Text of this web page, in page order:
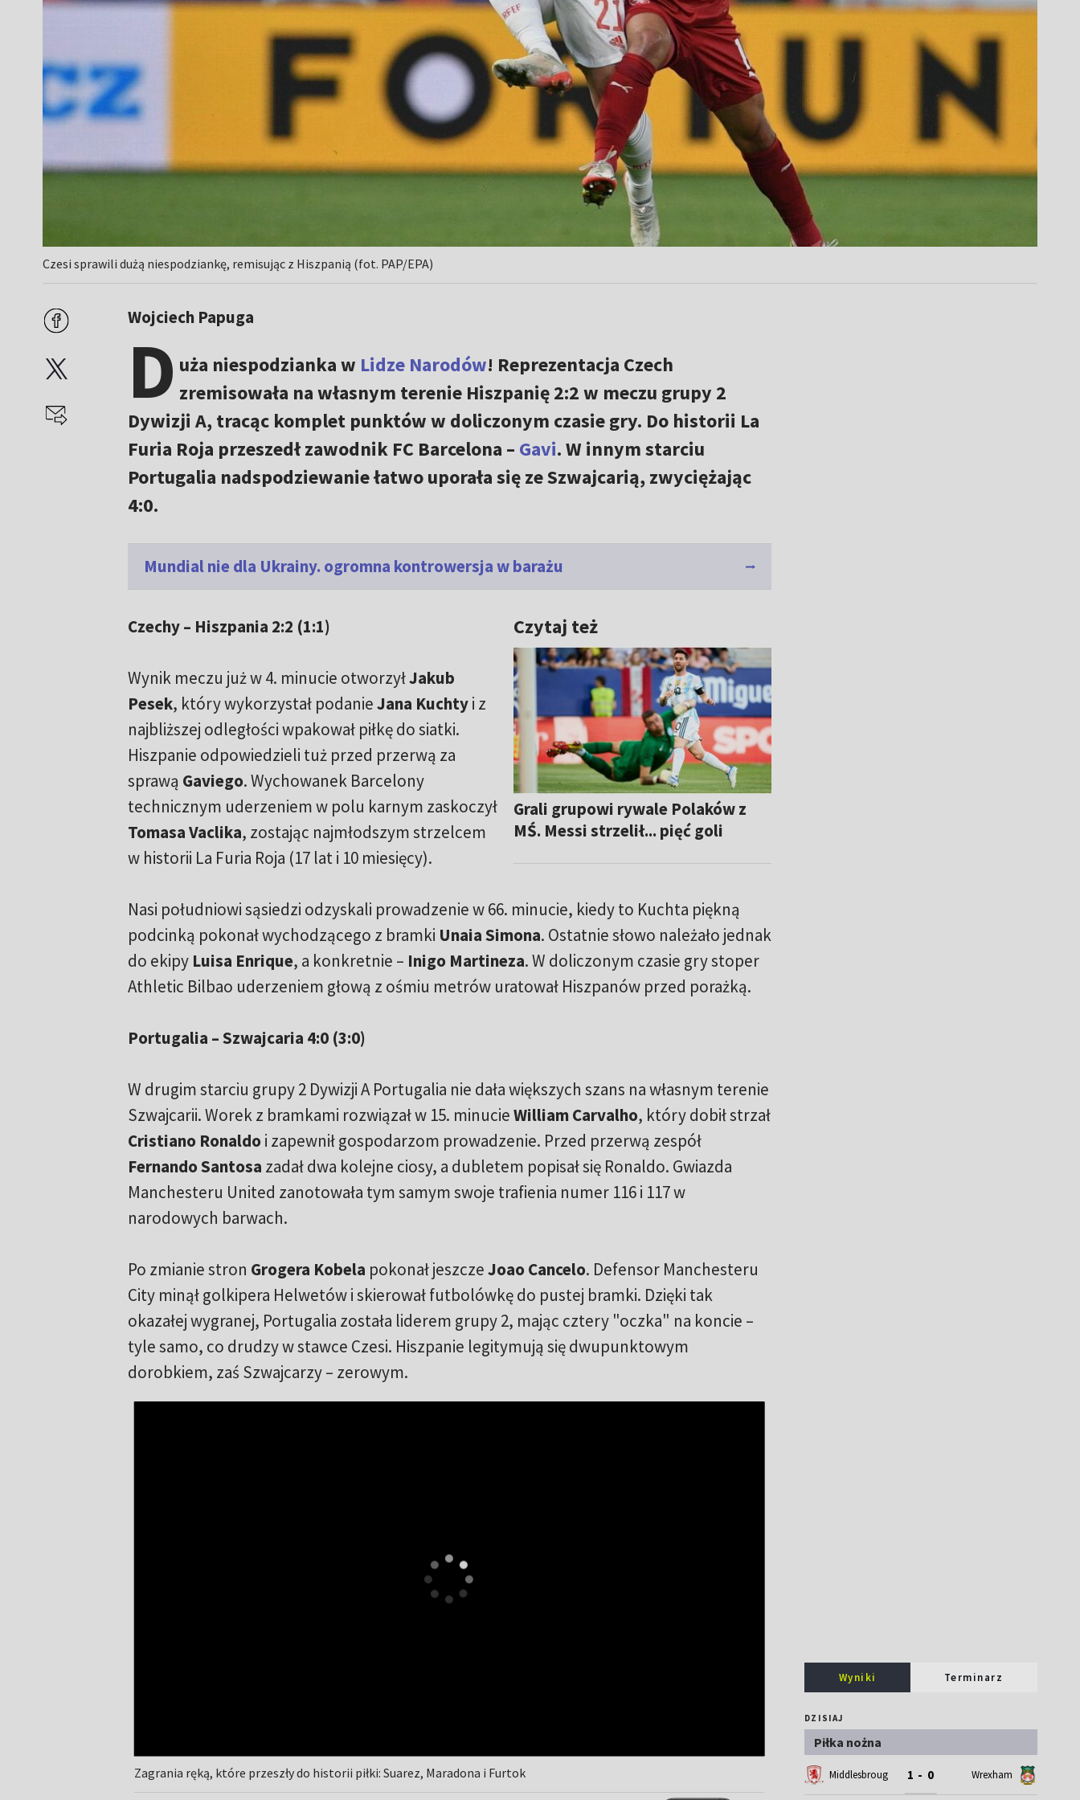
Czesi sprawili dużą niespodziankę, remisując z Hiszpanią (fot. PAP/EPA)
Wojciech Papuga
D uża niespodzianka w Lidze Narodów! Reprezentacja Czech
zremisowała na własnym terenie Hiszpanię 2:2 w meczu grupy 2
Dywizji A, tracąc komplet punktów w doliczonym czasie gry. Do historii La
Furia Roja przeszedł zawodnik FC Barcelona – Gavi. W innym starciu
Portugalia nadspodziewanie łatwo uporała się ze Szwajcarią, zwyciężając
4:0.
Mundial nie dla Ukrainy. ogromna kontrowersja w barażu
Czytaj też
Grali grupowi rywale Polaków z
MŚ. Messi strzelił... pięć goli
Czechy – Hiszpania 2:2 (1:1)
Wynik meczu już w 4. minucie otworzyłJakub
Pesek, który wykorzystał podanieJana Kuchtyi z
najbliższej odległości wpakował piłkę do siatki.
Hiszpanie odpowiedzieli tuż przed przerwą za
sprawą Gaviego. Wychowanek Barcelony
technicznym uderzeniem w polu karnym zaskoczył
Tomasa Vaclika, zostając najmłodszym strzelcem
w historii La Furia Roja (17 lat i 10 miesięcy).
Nasi południowi sąsiedzi odzyskali prowadzenie w 66. minucie, kiedy to Kuchta piękną
podcinką pokonał wychodzącego z bramki Unaia Simona. Ostatnie słowo należało jednak
do ekipy Luisa Enrique, a konkretnie – Inigo Martineza. W doliczonym czasie gry stoper
Athletic Bilbao uderzeniem głową z ośmiu metrów uratował Hiszpanów przed porażką.
Portugalia – Szwajcaria 4:0 (3:0)
W drugim starciu grupy 2 Dywizji A Portugalia nie dała większych szans na własnym terenie
Szwajcarii. Worek z bramkami rozwiązał w 15. minucieWilliam Carvalho, który dobił strzał
Cristiano Ronaldo i zapewnił gospodarzom prowadzenie. Przed przerwą zespół
Fernando Santosa zadał dwa kolejne ciosy, a dubletem popisał się Ronaldo. Gwiazda
Manchesteru United zanotowała tym samym swoje trafienia numer 116 i 117 w
narodowych barwach.
Po zmianie stron Grogera Kobela pokonał jeszczeJoao Cancelo. Defensor Manchesteru
City minął golkipera Helwetów i skierował futbolówkę do pustej bramki. Dzięki tak
okazałej wygranej, Portugalia została liderem grupy 2, mając cztery "oczka" na koncie –
tyle samo, co drudzy w stawce Czesi. Hiszpanie legitymują się dwupunktowym
dorobkiem, zaś Szwajcarzy – zerowym.
Zagrania ręką, które przeszły do historii piłki: Suarez, Maradona i Furtok
Wyniki Terminarz
DZISIAJ
Piłka nożna
Middlesbrough 1 - 0 Wrexham